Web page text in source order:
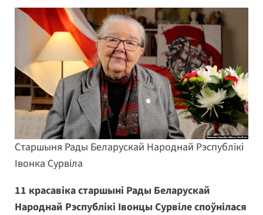
Старшыня Рады Беларускай Народнай Рэспублікі
Івонка Сурвіла
11 красавіка старшыні Рады Беларускай
Народнай Рэспублікі Івонцы Сурвіле споўнілася